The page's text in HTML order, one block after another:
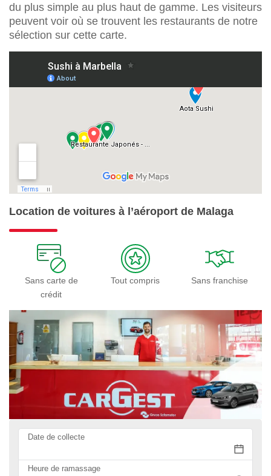
du plus simple au plus haut de gamme. Les visiteurs
peuvent voir où se trouvent les restaurants de notre
sélection sur cette carte.
Location de voitures à l’aéroport de Malaga
Sans carte de
crédit
Tout compris Sans franchise
Date de collecte
Heure de ramassage